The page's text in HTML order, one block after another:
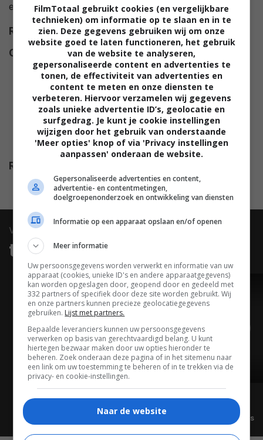
echter niet de juiste voor haar te zijn...
Regie Irving Reis.
Cast
Shirley Temple,Don Beddoe
Ray Collins,Cary Grant,William
Bakewell,Dan Tobin,Veda Ann
Borg,Irving Bacon,Myrna Loy,
Harry Davenport,Rudy Vallee
Lillian Randolph,Johnny Sands
Ransom Sherman, Ian Bernard
Release
video
trailers & clips
TRAILER
Alle video's
FilmTotaal gebruikt cookies (en vergelijkbare
technieken) om informatie op te slaan en in te
zien. Deze gegevens gebruiken wij om onze
website goed te laten functioneren, het gebruik
van de website te analyseren,
gepersonaliseerde content en advertenties te
tonen, de effectiviteit van advertenties en
content te meten en onze diensten te
verbeteren. Hiervoor verzamelen wij gegevens
zoals unieke advertentie ID’s, geolocatie en
surfgedrag. Je kunt je cookie instellingen
wijzigen door het gebruik van onderstaande
'Meer opties' knop of via 'Privacy instellingen
aanpassen' onderaan de website.
Gepersonaliseerde advertenties en content,
advertentie- en contentmetingen,
doelgroepenonderzoek en ontwikkeling van diensten
Informatie op een apparaat opslaan en/of openen
Meer informatie
Uw persoonsgegevens worden verwerkt en informatie van uw
apparaat (cookies, unieke ID's en andere apparaatgegevens)
kan worden opgeslagen door, geopend door en gedeeld met
332 partners of specifiek door deze site worden gebruikt. Wij
en onze partners kunnen precieze geolocatiegegevens
gebruiken. Lijst met partners.
Bepaalde leveranciers kunnen uw persoonsgegevens
verwerken op basis van gerechtvaardigd belang. U kunt
hiertegen bezwaar maken door uw opties hieronder te
beheren. Zoek onderaan deze pagina of in het sitemenu naar
een link om uw toestemming te beheren of in te trekken via de
privacy- en cookie-instellingen.
Naar de website